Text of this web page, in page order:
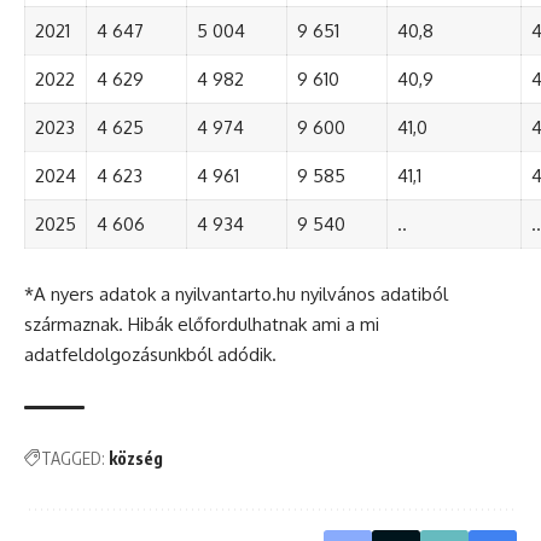
2021 4 647 5 004 9 651 40,8
2022 4 629 4 982 9 610 40,9
2023 4 625 4 974 9 600 41,0
2024 4 623 4 961 9 585 41,1
2025 4 606 4 934 9 540 .. ..
*A nyers adatok a nyilvantarto.hu nyilvános adatiból
származnak. Hibák előfordulhatnak ami a mi
adatfeldolgozásunkból adódik.
TAGGED: község